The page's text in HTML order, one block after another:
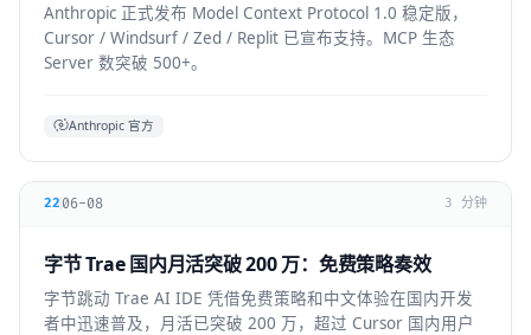
Anthropic 正式发布 Model Context Protocol 1.0 稳定版，
Cursor / Windsurf / Zed / Replit 已宣布支持。MCP 生态
Server 数突破 500+。
Anthropic 官方
22 06-08 3 分钟
字节 Trae 国内月活突破 200 万：免费策略奏效
字节跳动 Trae AI IDE 凭借免费策略和中文体验在国内开发
者中迅速普及，月活已突破 200 万，超过 Cursor 国内用户